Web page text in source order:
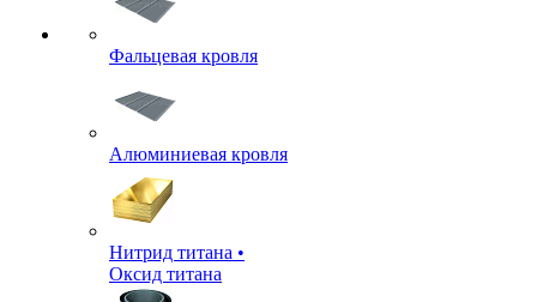
Фальцевая кровля
Алюминиевая кровля
Нитрид титана •
Оксид титана